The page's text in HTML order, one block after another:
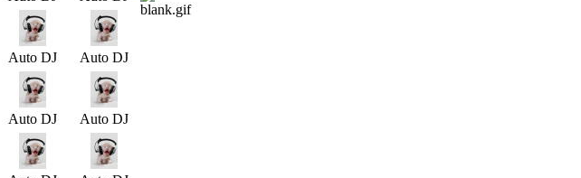
Auto DJ Auto DJ
Auto DJ Auto DJ